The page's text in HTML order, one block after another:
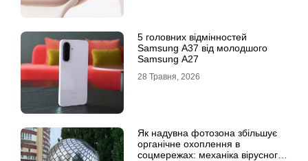
5 головних відмінностей
Samsung A37 від молодшого
Samsung A27
28 Травня, 2026
Як надувна фотозона збільшує
органічне охоплення в
соцмережах: механіка вірусного